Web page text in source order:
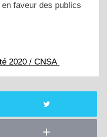
faveur des publics
2020 / CNSA